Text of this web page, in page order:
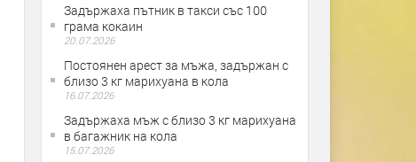
Задържаха пътник в такси със 100
грама кокаин
20.07.2026
Постоянен арест за мъжа, задържан с
близо 3 кг марихуана в кола
16.07.2026
Задържаха мъж с близо 3 кг марихуана
в багажник на кола
15.07.2026